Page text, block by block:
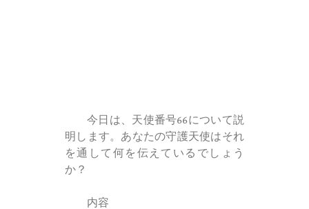
今日は、天使番号66について説
明します。あなたの守護天使はそれ
を通して何を伝えているでしょう
か？
内容